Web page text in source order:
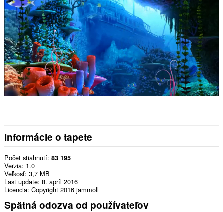
Informácie o tapete
Počet stiahnutí 83 195
Verzia 1.0
Veľkosť 3,7 MB
Last update 8. apríl 2016
Licencia Copyright 2016 jammoll
Spätná odozva od používateľov